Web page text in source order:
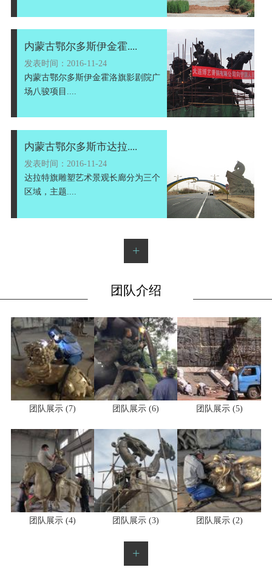
内蒙古鄂尔多斯伊金霍....
发表时间：2016-11-24
内蒙古鄂尔多斯伊金霍洛旗影剧院广
场八骏项目....
内蒙古鄂尔多斯市达拉....
发表时间：2016-11-24
达拉特旗雕塑艺术景观长廊分为三个
区域，主题....
+
团队介绍
团队展示 (7)
团队展示 (6)
团队展示 (5)
团队展示 (4) 团队展示 (3) 团队展示 (2)
+